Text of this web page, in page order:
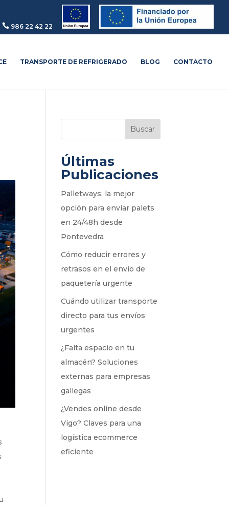
 986 22 42 22
TRANSPORTE DE REFRIGERADO BLOG CONTACTO
Buscar
Últimas
Publicaciones
Palletways: la mejor
opción para enviar palets
en 24/48h desde
Pontevedra
Cómo reducir errores y
retrasos en el envío de
paquetería urgente
Cuándo utilizar transporte
directo para tus envíos
urgentes
¿Falta espacio en tu
almacén? Soluciones
externas para empresas
gallegas
¿Vendes online desde
Vigo? Claves para una
logística ecommerce
eficiente